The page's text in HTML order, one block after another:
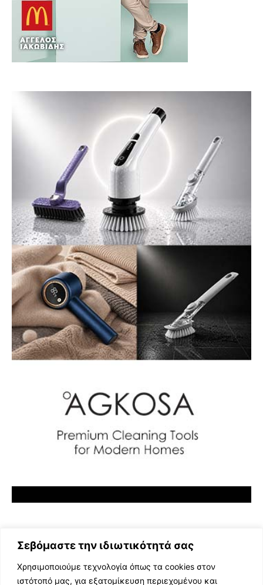
Σεβόμαστε την ιδιωτικότητά σας
Χρησιμοποιούμε τεχνολογία όπως τα cookies στον
ιστότοπό μας, για εξατομίκευση περιεχομένου και